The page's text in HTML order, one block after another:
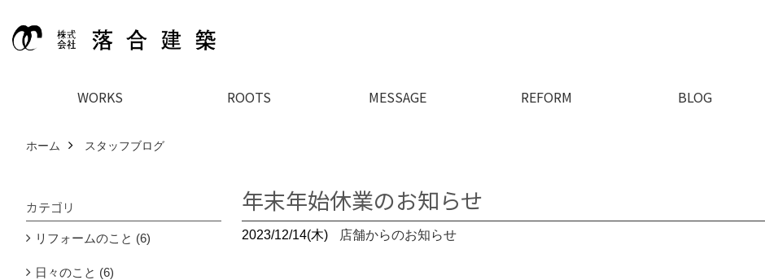
WORKS ROOTS MESSAGE REFORM BLOG
ホーム スタッフブログ
年末年始休業のお知らせ
2023/12/14(木) 店舗からのお知らせ
カテゴリ
リフォームのこと (6)
日々のこと (6)